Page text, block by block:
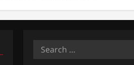
Search